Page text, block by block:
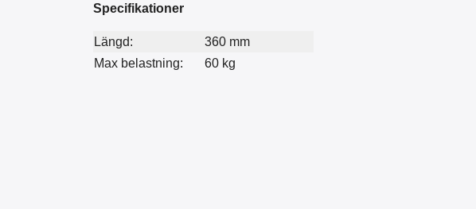
Specifikationer
Längd:
360 mm
Max belastning:
60 kg